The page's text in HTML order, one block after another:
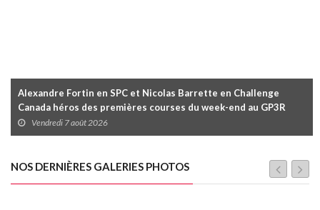
Alexandre Fortin en SPC et Nicolas Barrette en Challenge
Canada héros des premières courses du week-end au GP3R
Vendredi 7 août 2026
NOS DERNIÈRES GALERIES PHOTOS